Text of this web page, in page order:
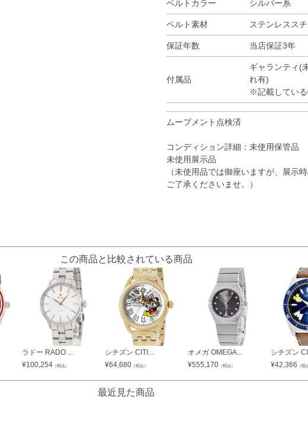
ベルトカラー シルバー系
ベルト素材 ステンレスス
保証年数 当店保証3年
付属品
ギャランティ(
れ有)
※記載している
ムーブメント点検済
コンディション詳細：未使用保管品
未使用展示品
（未使用品では御座いますが、展示
ご了承くださいませ。）
この商品と比較されている商品
ラドー RADO ...
¥100,254 （税込）
シチズン CITI...
¥64,680 （税込）
オメガ OMEGA...
¥555,170 （税込）
シチズン
¥42,366 （税
最近見た商品